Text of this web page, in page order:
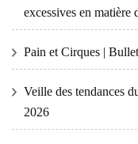
excessives en matière
Pain et Cirques |
Veille des tendances
2026